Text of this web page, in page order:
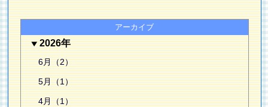
アーカイブ
2026年
6月（2）
5月（1）
4月（1）